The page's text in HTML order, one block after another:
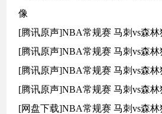
像
[腾讯原声]NBA常规赛 马刺vs森
[腾讯原声]NBA常规赛 马刺vs森
[腾讯原声]NBA常规赛 马刺vs森
[腾讯原声]NBA常规赛 马刺vs森
[网盘下载]NBA常规赛 马刺vs森